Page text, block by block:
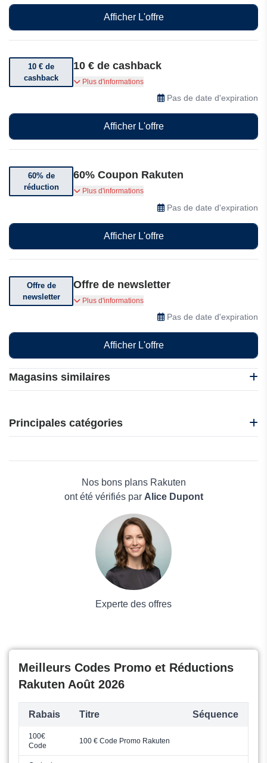
Magasins similaires
Kinguin
Sunsky
Geekmaxi
Principales catégories
Maison & JardinNos bons plans Rakuten
ont été vérifiés par Alice Dupont
Experte des offres
Afficher L'offre
10 € de
cashback
10 € de cashback
Jusqu'à 10 € de cashback chez Rakuten
Plus d'informations
Pas de date d'expiration
Afficher L'offre
60% de
réduction
60% Coupon Rakuten
Jusqu'à 60% de réduction sur les soldes
Plus d'informations
Pas de date d'expiration
Afficher L'offre
Offre de
newsletter
Offre de newsletter
Inscrivez-vous à la newsletter pour recevoir des
offres spéciales et des actualités
Plus d'informations
Pas de date d'expiration
Afficher L'offre
Meilleurs Codes Promo et Réductions
Rakuten Août 2026
Rabais Titre Séquence
100€
Code
100 € Code Promo Rakuten